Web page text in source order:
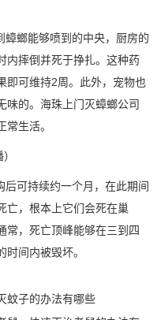
螂能够喷到的中央，厨房的
内摔倒并死于挣扎。这种药
即可维持2周。此外，宠物也
味的。海珠上门灭蟑螂公司
生活。
可持续约一个月，在此期间
亡，根本上它们会死在巢
常，死亡顶峰能够在三到四
间内被毁坏。
蚊子的办法有哪些